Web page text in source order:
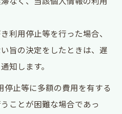
利用停止等を行った場合、
旨の決定をしたときは、遅
知します。
停止等に多額の費用を有する
ことが困難な場合であっ